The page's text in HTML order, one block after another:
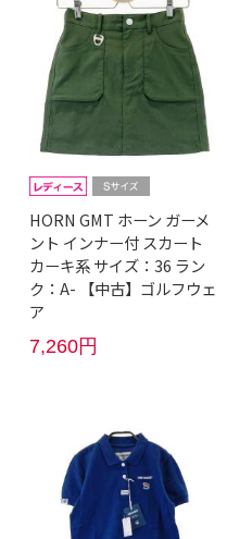
HORN GMT ホーン ガーメ
ント インナー付 スカート
カーキ系 サイズ：36 ラン
ク：A- 【中古】ゴルフウェ
ア
7,260円